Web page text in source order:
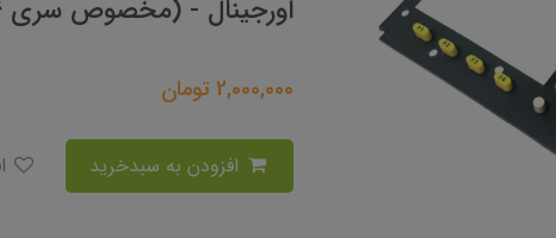
اورجینال - (مخصوص سری 06، 805، 09 نسل اول)
2,000,000 تومان